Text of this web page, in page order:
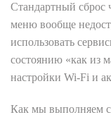
Стандартный сброс
меню вообще
использовать
состоянию «как из
настройки Wi-Fi и
Как мы выполняем